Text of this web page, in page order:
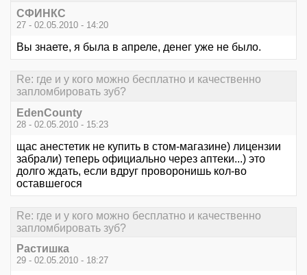
СФИНКС
27 - 02.05.2010 - 14:20
Вы знаете, я была в апреле, денег уже не было.
Re: где и у кого можно бесплатно и качественно
запломбировать зуб?
EdenCounty
28 - 02.05.2010 - 15:23
щас анестетик не купить в стом-магазине) лицензии
забрали) теперь официально через аптеки...) это
долго ждать, если вдруг проворонишь кол-во
оставшегося
Re: где и у кого можно бесплатно и качественно
запломбировать зуб?
Растишка
29 - 02.05.2010 - 18:27